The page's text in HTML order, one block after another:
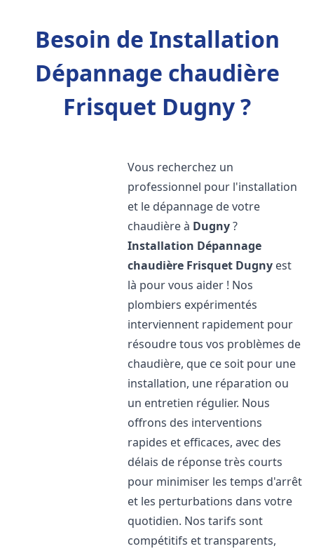
Besoin de Installation
Dépannage chaudière
Frisquet Dugny ?
Vous recherchez un
professionnel pour l'installation
et le dépannage de votre
chaudière à Dugny?
Installation Dépannage
chaudière Frisquet Dugny est
là pour vous aider ! Nos
plombiers expérimentés
interviennent rapidement pour
résoudre tous vos problèmes de
chaudière, que ce soit pour une
installation, une réparation ou
un entretien régulier. Nous
offrons des interventions
rapides et efficaces, avec des
délais de réponse très courts
pour minimiser les temps d'arrêt
et les perturbations dans votre
quotidien. Nos tarifs sont
compétitifs et transparents,